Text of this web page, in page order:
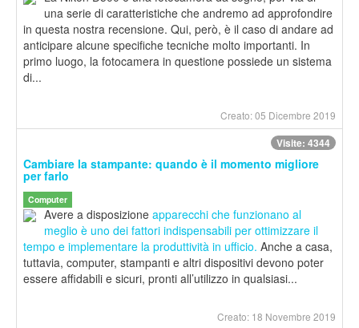
una serie di caratteristiche che andremo ad approfondire
in questa nostra recensione. Qui, però, è il caso di andare ad
anticipare alcune specifiche tecniche molto importanti. In
primo luogo, la fotocamera in questione possiede un sistema
di...
Creato: 05 Dicembre 2019
Visite: 4344
Cambiare la stampante: quando è il momento migliore
per farlo
Computer
Avere a disposizione apparecchi che funzionano al
meglio è uno dei fattori indispensabili per ottimizzare il
tempo e implementare la produttività in ufficio. Anche a casa,
tuttavia, computer, stampanti e altri dispositivi devono poter
essere affidabili e sicuri, pronti all’utilizzo in qualsiasi...
Creato: 18 Novembre 2019